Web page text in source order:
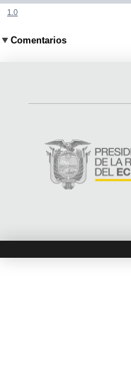
1.0
Comentarios